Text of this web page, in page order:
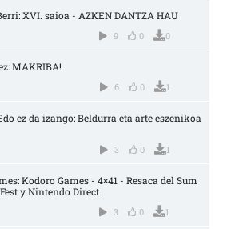
XVI. saioa - AZKEN DANTZA HAU
9 0 0
MAKRIBA!
6 0 1
ez da izango: Beldurra eta arte eszenikoa
3 0 1
Kodoro Games - 4×41 - Resaca del Sum
y Nintendo Direct
3 0 1